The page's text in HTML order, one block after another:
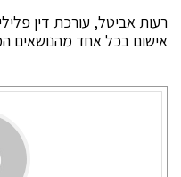
רעות אביטל, עורכת דין
אישום בכל אחד מהנושאים